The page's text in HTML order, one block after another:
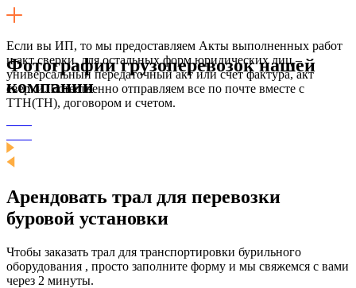
Если вы ИП, то мы предоставляем Акты выполненных работ
и акт сверки, для остальных форм юридических лиц –
универсальный передаточный акт или счет фактура, акт
сверки. Естественно отправляем все по почте вместе с
ТТН(ТН), договором и счетом.
Фотографии грузоперевозок нашей
компании
Арендовать трал для перевозки
буровой установки
Чтобы заказать трал для транспортировки бурильного
оборудования , просто заполните форму и мы свяжемся с вами
через 2 минуты.